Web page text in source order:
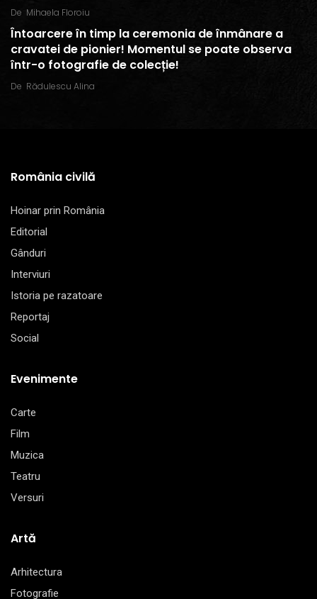
De Mihaela Floroiu
Întoarcere în timp la ceremonia de înmânare a
cravatei de pionier! Momentul se poate observa
într-o fotografie de colecție!
De Rădulescu Alina
România civilă
Hoinar prin România
Editorial
Gânduri
Interviuri
Istoria pe razatoare
Reportaj
Social
Evenimente
Carte
Film
Muzica
Teatru
Versuri
Artă
Arhitectura
Fotografie